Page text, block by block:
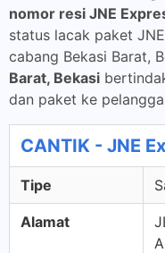
nomor resi JNE
status lacak paket
cabang Bekasi Barat,
Barat, Bekasi
dan paket ke
CANTIK - JNE
Tipe
Alamat